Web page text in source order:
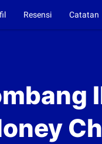
Resensi Catatan